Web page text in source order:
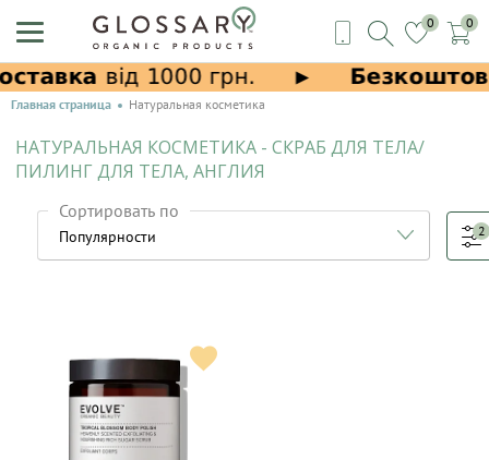
0 0
Главная страница Натуральная косметика
НАТУРАЛЬНАЯ КОСМЕТИКА - СКРАБ ДЛЯ ТЕЛА/
ПИЛИНГ ДЛЯ ТЕЛА, АНГЛИЯ
Сортировать по
2